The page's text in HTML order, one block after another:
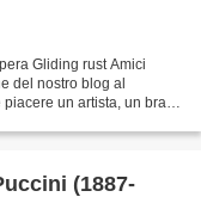
Gliding rust Amici
del nostro blog al
un artista, un bravo
(1887-